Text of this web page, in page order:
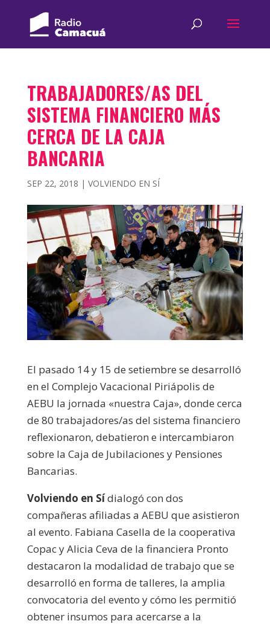
TRABAJADORES/AS DEL
SISTEMA FINANCIERO MÁS
CERCA DE LA CAJA
BANCARIA
SEP 22, 2018 | VOLVIENDO EN SÍ
El pasado 14 y 15 de setiembre se desarrolló
en el Complejo Vacacional Piriápolis de
AEBU la jornada «nuestra Caja», donde cerca
de 80 trabajadores/as del sistema financiero
reflexionaron, debatieron e intercambiaron
sobre la Caja de Jubilaciones y Pensiones
Bancarias.
Volviendo en Sídialogó con dos
compañeras afiliadas a AEBU que asistieron
al evento. Fabiana Casella de la cooperativa
Copac y Alicia Ceva de la financiera Pronto
destacaron la modalidad de trabajo que se
desarrolló en forma de talleres, la amplia
convocatoria del evento y cómo les permitió
obtener insumos para acercarse a la